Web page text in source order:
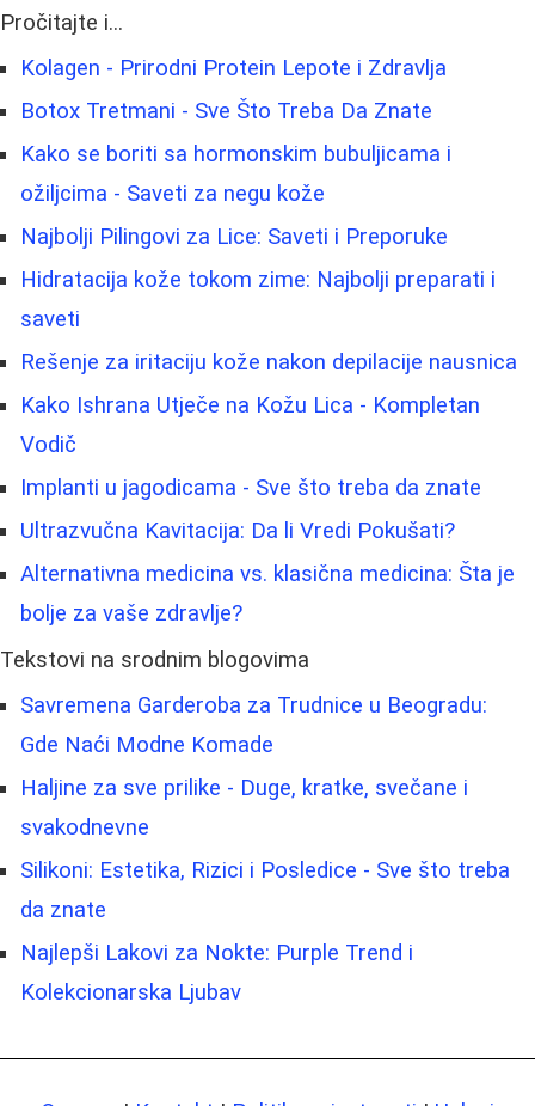
Pročitajte i...
Kolagen - Prirodni Protein Lepote i Zdravlja
Botox Tretmani - Sve Što Treba Da Znate
Kako se boriti sa hormonskim bubuljicama i
ožiljcima - Saveti za negu kože
Najbolji Pilingovi za Lice: Saveti i Preporuke
Hidratacija kože tokom zime: Najbolji preparati i
saveti
Rešenje za iritaciju kože nakon depilacije nausnica
Kako Ishrana Utječe na Kožu Lica - Kompletan
Vodič
Implanti u jagodicama - Sve što treba da znate
Ultrazvučna Kavitacija: Da li Vredi Pokušati?
Alternativna medicina vs. klasična medicina: Šta je
bolje za vaše zdravlje?
Tekstovi na srodnim blogovima
Savremena Garderoba za Trudnice u Beogradu:
Gde Naći Modne Komade
Haljine za sve prilike - Duge, kratke, svečane i
svakodnevne
Silikoni: Estetika, Rizici i Posledice - Sve što treba
da znate
Najlepši Lakovi za Nokte: Purple Trend i
Kolekcionarska Ljubav